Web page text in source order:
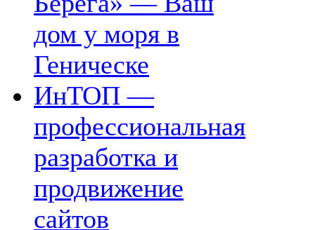
дом у моря в
Геническе
ИнТОП —
профессиональная
разработка и
продвижение
сайтов